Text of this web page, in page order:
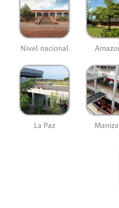
Nivel nacional
La Paz